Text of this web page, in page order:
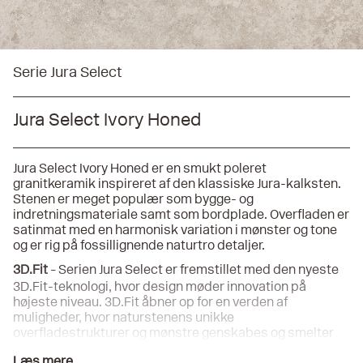
Serie Jura Select
Jura Select Ivory Honed
Jura Select Ivory Honed er en smukt poleret
granitkeramik inspireret af den klassiske Jura-kalksten.
Stenen er meget populær som bygge- og
indretningsmateriale samt som bordplade. Overfladen er
satinmat med en harmonisk variation i mønster og tone
og er rig på fossillignende naturtro detaljer.
3D.Fit – Serien Jura Select er fremstillet med den nyeste
3D.Fit-teknologi, hvor design møder innovation på
højeste niveau. 3D.Fit åbner op for en verden af
muligheder, hvor naturstenens unikke
overfladestrukturer og mønstre genskabes og smelter